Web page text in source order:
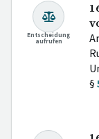
Entscheidung
aufrufen
§